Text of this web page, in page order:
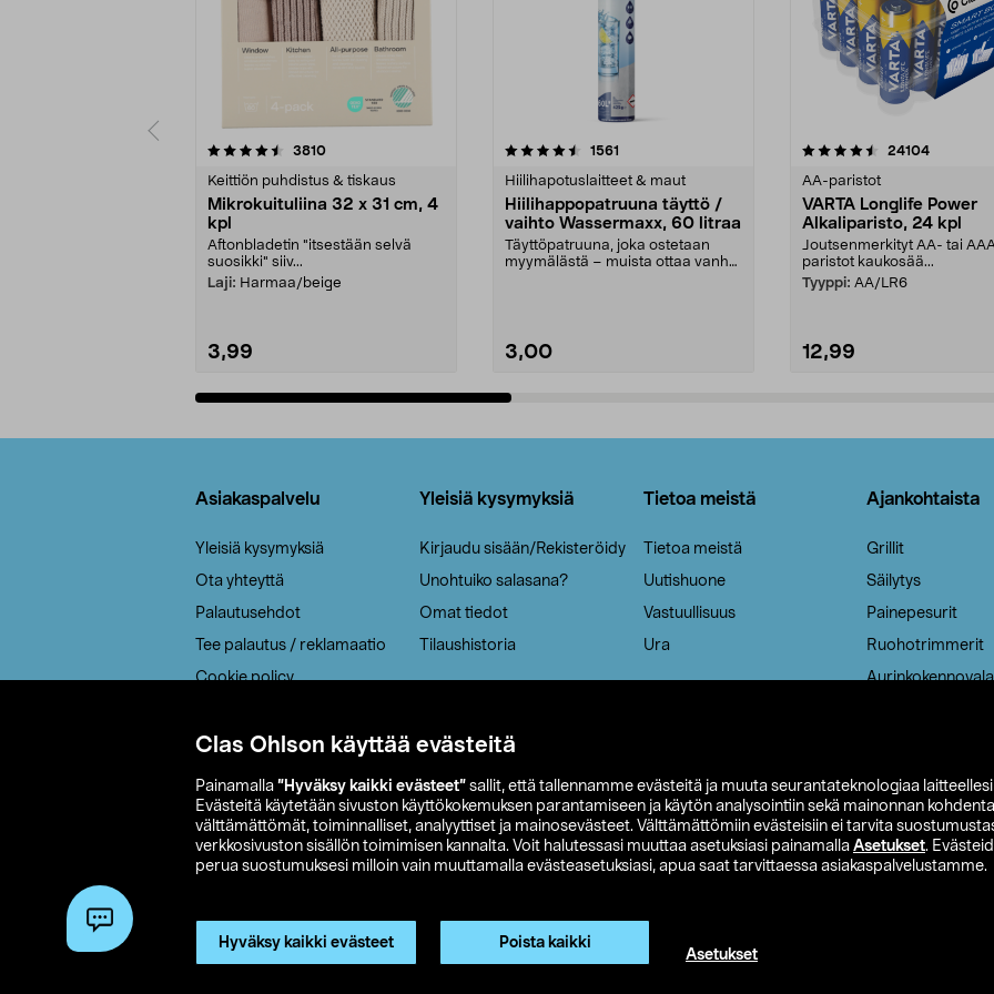
Clas Ohlson käyttää evästeitä
Painamalla ”Hyväksy kaikki evästeet” sallit, että tallennamme evästeitä ja muuta seurantateknologiaa laitteellesi
Evästeitä käytetään sivuston käyttökokemuksen parantamiseen ja käytön analysointiin sekä mainonnan
välttämättömät, toiminnalliset, analyyttiset ja mainosevästeet. Välttämättömiin evästeisiin ei tarvita
verkkosivuston sisällön toimimisen kannalta. Voit halutessasi muuttaa asetuksiasi painamalla Asetukset.
perua suostumuksesi milloin vain muuttamalla evästeasetuksiasi, apua saat tarvittaessa asiakaspalvelustamme.
Hyväksy kaikki evästeet Poista kaikki
Asetukset
3810arvostelut
Keittiön puhdistus & tiskaus
Mikrokuituliina 32 x 31 cm, 4
kpl
Aftonbladetin "itsestään selvä
suosikki" siiv...
Laji: Harmaa/beige
3,99
4.5viidestä
1561
Hiilihapotuslaitteet & maut
Hiilihappopatruuna täyttö /
vaihto Wassermaxx, 60 litraa
Täyttöpatruuna, joka ostetaan
myymälästä – muista ottaa vanha
3,00
4.5viidestä
24104arvostelut
AA-paristot
VARTA Longlife Power
Alkaliparisto, 24 kpl
Joutsenmerkityt AA- tai
paristot kaukosää...
Tyyppi: AA/LR6
12,99
4.5viidestä
Asiakaspalvelu
Yleisiä kysymyksiä
Ota yhteyttä
Palautusehdot
Tee palautus / reklamaatio
Cookie policy
Saavutettavuus
Yleisiä kysymyksiä
Kirjaudu sisään/Rekisteröidy
Unohtuiko salasana?
Omat tiedot
Tilaushistoria
Tietoa meistä
Tietoa meistä
Uutishuone
Vastuullisuus
Ura
Ajankohtaista
Grillit
Säilytys
Painepesurit
Ruohotrimmerit